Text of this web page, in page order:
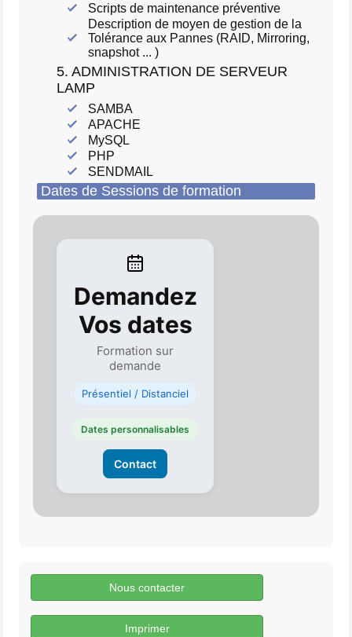
Scripts de maintenance préventive
Description de moyen de gestion de la
Tolérance aux Pannes (RAID, Mirroring,
snapshot ... )
5. ADMINISTRATION DE SERVEUR
LAMP
SAMBA
APACHE
MySQL
PHP
SENDMAIL
Dates de Sessions de formation
Demandez
Vos dates
Formation sur
demande
Présentiel / Distanciel
Dates personnalisables
Contact
Nous contacter
Imprimer